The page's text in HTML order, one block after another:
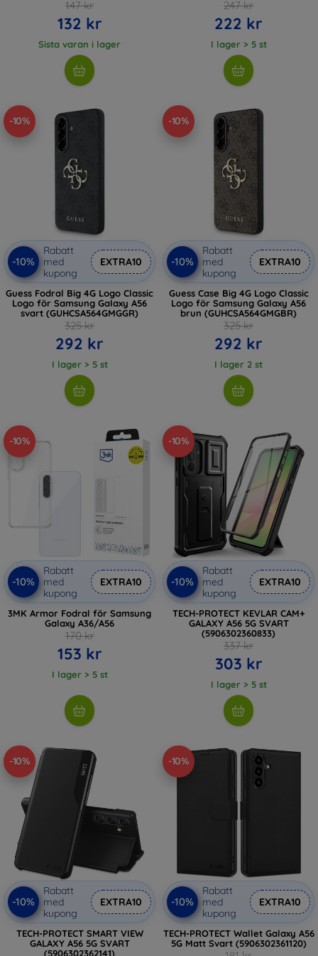
147 kr
132 kr
Sista varan i lager
247 kr
222 kr
I lager > 5 st
-10%
-10%
Rabatt
med
kupong
EXTRA10
Guess Fodral Big 4G Logo Classic
Logo för Samsung Galaxy A56
svart (GUHCSA564GMGGR)
325 kr
292 kr
I lager > 5 st
-10%
-10%
Rabatt
med
kupong
EXTRA10
Guess Case Big 4G Logo Classic
Logo för Samsung Galaxy A56
brun (GUHCSA564GMGBR)
325 kr
292 kr
I lager 2 st
-10%
-10%
Rabatt
med
kupong
EXTRA10
3MK Armor Fodral för Samsung
Galaxy A36/A56
170 kr
153 kr
I lager > 5 st
-10%
-10%
Rabatt
med
kupong
EXTRA10
TECH-PROTECT KEVLAR CAM+
GALAXY A56 5G SVART
(5906302360833)
337 kr
303 kr
I lager > 5 st
-10%
-10%
Rabatt
med
kupong
EXTRA10
TECH-PROTECT SMART VIEW
GALAXY A56 5G SVART
(5906302362141)
-10%
-10%
Rabatt
med
kupong
EXTRA10
TECH-PROTECT Wallet Galaxy A56
5G Matt Svart (5906302361120)